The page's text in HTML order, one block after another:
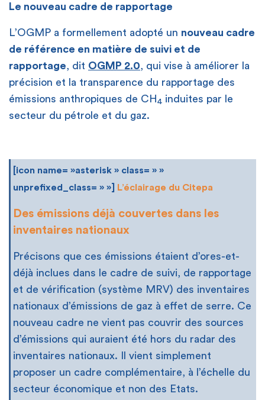
Le nouveau cadre de rapportage
L’OGMP a formellement adopté un nouveau cadre
de référence en matière de suivi et de
rapportage, dit OGMP 2.0, qui vise à améliorer la
précision et la transparence du rapportage des
émissions anthropiques de CH 4 induites par le
secteur du pétrole et du gaz.
[icon name= »asterisk » class= » »
unprefixed_class= » »]
L’éclairage du Citepa
Des émissions déjà couvertes dans les
inventaires nationaux
Précisons que ces émissions étaient d’ores-et-
déjà inclues dans le cadre de suivi, de rapportage
et de vérification (système MRV) des inventaires
nationaux d’émissions de gaz à effet de serre. Ce
nouveau cadre ne vient pas couvrir des sources
d’émissions qui auraient été hors du radar des
inventaires nationaux. Il vient simplement
proposer un cadre complémentaire, à l’échelle du
secteur économique et non des Etats.